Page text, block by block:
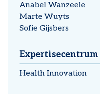
Anabel Wanzeele
Marte Wuyts
Sofie Gijsbers
Expertisecentrum
Health Innovation